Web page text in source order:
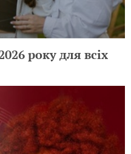
року для всіх